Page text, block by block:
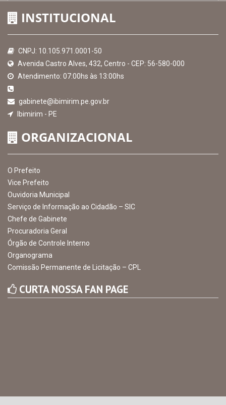
INSTITUCIONAL
CNPJ: 10.105.971.0001-50
Avenida Castro Alves, 432, Centro - CEP: 56-580-000
Atendimento: 07:00hs às 13:00hs
gabinete@ibimirim.pe.gov.br
Ibimirim - PE
ORGANIZACIONAL
O Prefeito
Vice Prefeito
Ouvidoria Municipal
Serviço de Informação ao Cidadão – SIC
Chefe de Gabinete
Procuradoria Geral
Órgão de Controle Interno
Organograma
Comissão Permanente de Licitação – CPL
CURTA NOSSA FAN PAGE